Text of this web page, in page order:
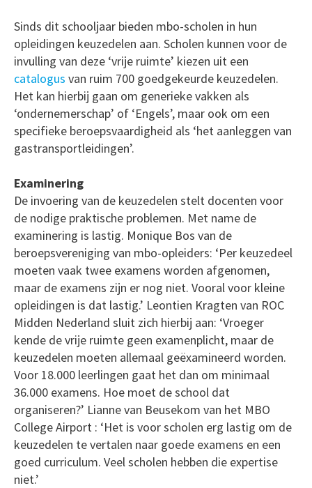
Sinds dit schooljaar bieden mbo-scholen in hun
opleidingen keuzedelen aan. Scholen kunnen voor de
invulling van deze ‘vrije ruimte’ kiezen uit een
catalogus van ruim 700 goedgekeurde keuzedelen.
Het kan hierbij gaan om generieke vakken als
‘ondernemerschap’ of ‘Engels’, maar ook om een
specifieke beroepsvaardigheid als ‘het aanleggen van
gastransportleidingen’.
Examinering
De invoering van de keuzedelen stelt docenten voor
de nodige praktische problemen. Met name de
examinering is lastig. Monique Bos van de
beroepsvereniging van mbo-opleiders: ‘Per keuzedeel
moeten vaak twee examens worden afgenomen,
maar de examens zijn er nog niet. Vooral voor kleine
opleidingen is dat lastig.’ Leontien Kragten van ROC
Midden Nederland sluit zich hierbij aan: ‘Vroeger
kende de vrije ruimte geen examenplicht, maar de
keuzedelen moeten allemaal geëxamineerd worden.
Voor 18.000 leerlingen gaat het dan om minimaal
36.000 examens. Hoe moet de school dat
organiseren?’ Lianne van Beusekom van het MBO
College Airport : ‘Het is voor scholen erg lastig om de
keuzedelen te vertalen naar goede examens en een
goed curriculum. Veel scholen hebben die expertise
niet.’